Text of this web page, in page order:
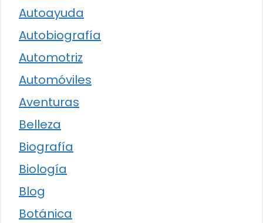
Autoayuda
Autobiografía
Automotriz
Automóviles
Aventuras
Belleza
Biografía
Biología
Blog
Botánica